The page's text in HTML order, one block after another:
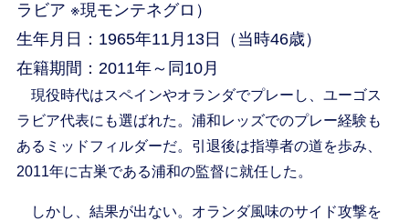
ラビア ※現モンテネグロ）
生年月日：1965年11月13日（当時46歳）
在籍期間：2011年～同10月
現役時代はスペインやオランダでプレーし、ユーゴス
ラビア代表にも選ばれた。浦和レッズでのプレー経験も
あるミッドフィルダーだ。引退後は指導者の道を歩み、
2011年に古巣である浦和の監督に就任した。
しかし、結果が出ない。オランダ風味のサイド攻撃を